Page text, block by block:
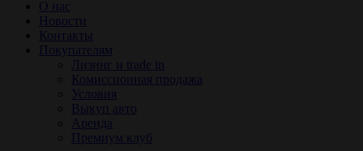
О нас
Новости
Контакты
Покупателям
Лизинг и trade in
Комиссионная продажа
Условия
Выкуп авто
Аренда
Премиум клуб